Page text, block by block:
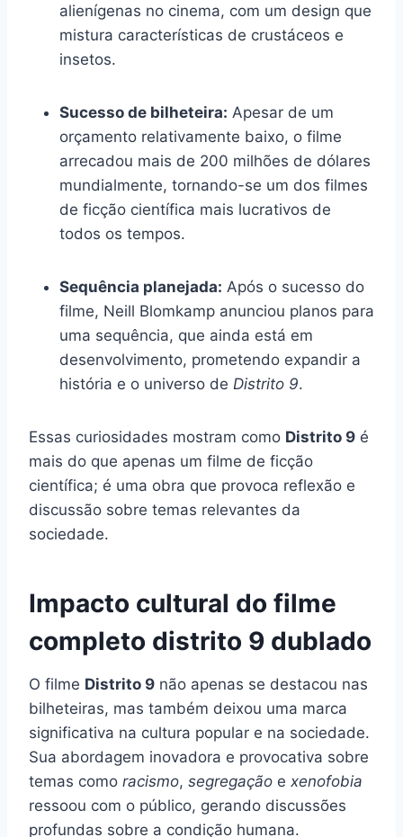
alienígenas no cinema, com um design que
mistura características de crustáceos e
insetos.
Sucesso de bilheteira: Apesar de um
orçamento relativamente baixo, o filme
arrecadou mais de 200 milhões de dólares
mundialmente, tornando-se um dos filmes
de ficção científica mais lucrativos de
todos os tempos.
Sequência planejada: Após o sucesso do
filme, Neill Blomkamp anunciou planos para
uma sequência, que ainda está em
desenvolvimento, prometendo expandir a
história e o universo de Distrito 9.
Essas curiosidades mostram como Distrito 9 é
mais do que apenas um filme de ficção
científica; é uma obra que provoca reflexão e
discussão sobre temas relevantes da
sociedade.
Impacto cultural do filme
completo distrito 9 dublado
O filme Distrito 9 não apenas se destacou nas
bilheteiras, mas também deixou uma marca
significativa na cultura popular e na sociedade.
Sua abordagem inovadora e provocativa sobre
temas como racismo, segregação e xenofobia
ressoou com o público, gerando discussões
profundas sobre a condição humana.